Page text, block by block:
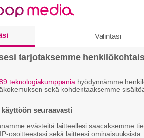
Valintasi
tarjotaksemme
89 teknologiakumppania hyödynnämme
sekä kohdentaaksemme
seuraavasti
evästeitä laitteellesi saadaksemme
osoitteestasi sekä laitteesi